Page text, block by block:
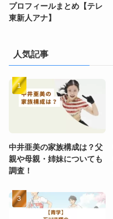
プロフィールまとめ【テレ
東新人アナ】
人気記事
中井亜美の家族構成は？父
親や母親・姉妹についても
調査！